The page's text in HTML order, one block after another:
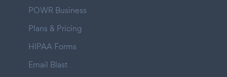
POWR Business
Plans & Pricing
HIPAA Forms
Email Blast